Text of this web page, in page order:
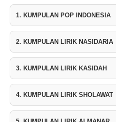
1. KUMPULAN POP INDONESIA
2. KUMPULAN LIRIK NASIDARIA
3. KUMPULAN LIRIK KASIDAH
4. KUMPULAN LIRIK SHOLAWAT